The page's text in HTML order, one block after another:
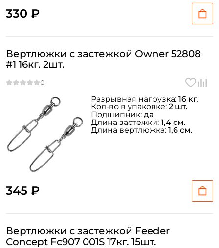
330 ₽
Вертлюжки с застежкой Owner 52808
#1 16кг. 2шт.
345 ₽
Разрывная нагрузка: 16 кг.
Кол-во в упаковке: 2 шт.
Подшипник: да
Длина застежки: 1,4 см.
Длина вертлюжка: 1,6 см.
Вертлюжки с застежкой Feeder
Concept Fc907 001S 17кг. 15шт.